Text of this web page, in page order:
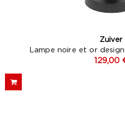
Zuiver
Lampe noire et or
129,00